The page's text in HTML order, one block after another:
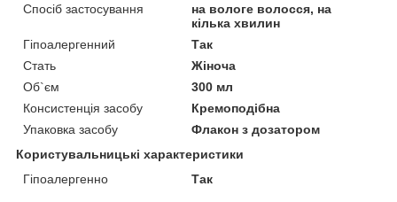
Спосіб застосування
на вологе волосся, на
кілька хвилин
Гіпоалергенний
Так
Стать
Жіноча
Об`єм
300 мл
Консистенція засобу
Кремоподібна
Упаковка засобу
Флакон з дозатором
Користувальницькі характеристики
Гіпоалергенно
Так